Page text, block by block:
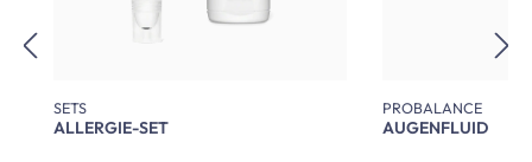
SETS
ALLERGIE-SET
PROBALANCE
AUGENFLUID